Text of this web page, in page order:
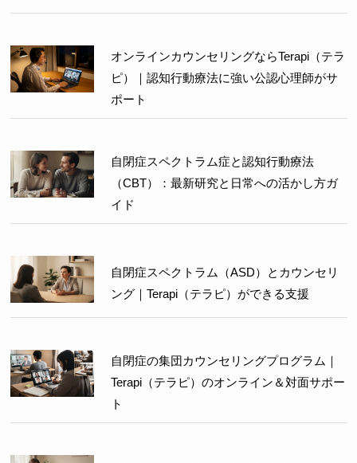
オンラインカウンセリングならTerapi（テラ
ピ）｜認知行動療法に強い公認心理師がサ
ポート
自閉症スペクトラム症と認知行動療法
（CBT）：最新研究と日常への活かし方ガ
イド
自閉症スペクトラム（ASD）とカウンセリ
ング｜Terapi（テラピ）ができる支援
自閉症の集団カウンセリングプログラム｜
Terapi（テラピ）のオンライン＆対面サポー
ト